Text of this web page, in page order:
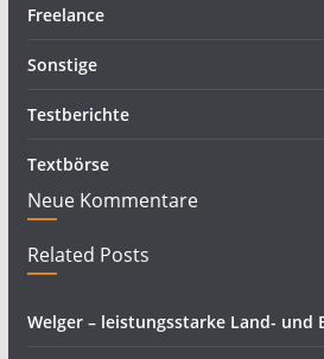
Freelance
Sonstige
Testberichte
Textbörse
Neue Kommentare
Related Posts
Welger – leistungsstarke Land- und